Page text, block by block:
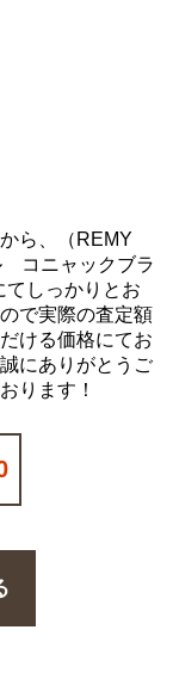
ら、（REMY
コニャックブラ
しっかりとお
で実際の査定額
ける価格にてお
にありがとうご
ります！